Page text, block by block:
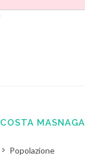
COSTA MASNAGA
Popolazione